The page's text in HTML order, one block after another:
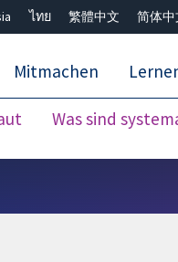
ไทย 繁體中文 简体中
Was sind
Mitmachen